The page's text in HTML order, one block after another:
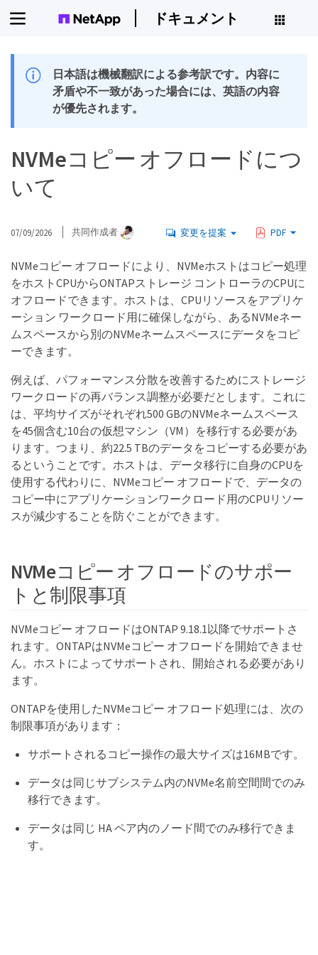
ドキュメント
日本語は機械翻訳による参考訳です。内容に
矛盾や不一致があった場合には、英語の内容
が優先されます。
NVMeコピー オフロードにつ
いて
07/09/2026 共同作成者 変更を提案 PDF
NVMeコピー オフロードにより、NVMeホストはコピー処理
をホストCPUからONTAPストレージ コントローラのCPUに
オフロードできます。ホストは、CPUリソースをアプリケ
ーション ワークロード用に確保しながら、あるNVMeネー
ムスペースから別のNVMeネームスペースにデータをコピ
ーできます。
例えば、パフォーマンス分散を改善するためにストレージ
ワークロードの再バランス調整が必要だとします。これに
は、平均サイズがそれぞれ500 GBのNVMeネームスペース
を45個含む10台の仮想マシン（VM）を移行する必要があ
ります。つまり、約22.5 TBのデータをコピーする必要があ
るということです。ホストは、データ移行に自身のCPUを
使用する代わりに、NVMeコピー オフロードで、データの
コピー中にアプリケーションワークロード用のCPUリソー
スが減少することを防ぐことができます。
NVMeコピー オフロードのサポー
トと制限事項
NVMeコピー オフロードはONTAP 9.18.1以降でサポートさ
れます。ONTAPはNVMeコピー オフロードを開始できませ
ん。ホストによってサポートされ、開始される必要があり
ます。
ONTAPを使用したNVMeコピー オフロード処理には、次の
制限事項があります：
サポートされるコピー操作の最大サイズは16MBです。
データは同じサブシステム内のNVMe名前空間間でのみ
移行できます。
データは同じ HA ペア内のノード間でのみ移行できま
す。